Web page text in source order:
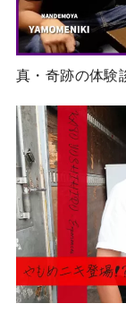
真・奇跡の体